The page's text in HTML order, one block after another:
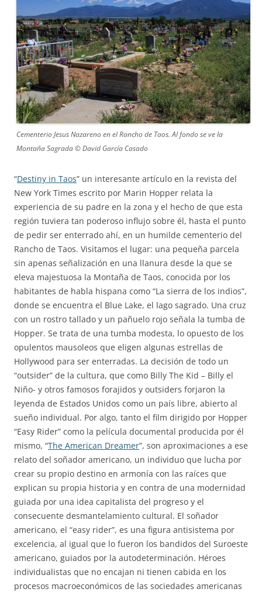
Cementerio Jesus Nazareno en el Rancho de Taos. Al fondo se ve la
Montaña Sagrada © David García Casado
“Destiny in Taos” un interesante artículo en la revista del
New York Times escrito por Marin Hopper relata la
experiencia de su padre en la zona y el hecho de que esta
región tuviera tan poderoso influjo sobre él, hasta el punto
de pedir ser enterrado ahí, en un humilde cementerio del
Rancho de Taos. Visitamos el lugar: una pequeña parcela
sin apenas señalización en una llanura desde la que se
eleva majestuosa la Montaña de Taos, conocida por los
habitantes de habla hispana como “La sierra de los indios”,
donde se encuentra el Blue Lake, el lago sagrado. Una cruz
con un rostro tallado y un pañuelo rojo señala la tumba de
Hopper. Se trata de una tumba modesta, lo opuesto de los
opulentos mausoleos que eligen algunas estrellas de
Hollywood para ser enterradas. La decisión de todo un
“outsider” de la cultura, que como Billy The Kid – Billy el
Niño- y otros famosos forajidos y outsiders forjaron la
leyenda de Estados Unidos como un país libre, abierto al
sueño individual. Por algo, tanto el film dirigido por Hopper
“Easy Rider” como la película documental producida por él
mismo, “The American Dreamer”, son aproximaciones a ese
relato del soñador americano, un individuo que lucha por
crear su propio destino en armonía con las raíces que
explican su propia historia y en contra de una modernidad
guiada por una idea capitalista del progreso y el
consecuente desmantelamiento cultural. El soñador
americano, el “easy rider”, es una figura antisistema por
excelencia, al igual que lo fueron los bandidos del Suroeste
americano, guiados por la autodeterminación. Héroes
individualistas que no encajan ni tienen cabida en los
procesos macroeconómicos de las sociedades americanas